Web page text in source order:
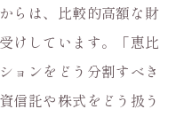
らは、比較的高額な財
けしています。「恵比
ョンをどう分割すべき
信託や株式をどう扱う